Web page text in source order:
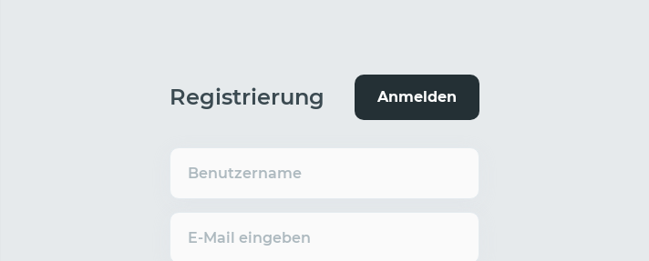
Registrierung Anmelden
Benutzername
E-Mail eingeben